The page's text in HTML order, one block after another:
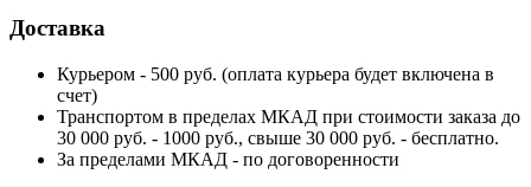
Доставка
Курьером - 500 руб. (оплата курьера будет включена в
счет)
Транспортом в пределах МКАД при стоимости заказа до
30 000 руб. - 1000 руб., свыше 30 000 руб. - бесплатно.
За пределами МКАД - по договоренности